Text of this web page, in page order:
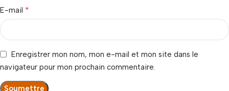
E-mail *
Enregistrer mon nom, mon e-mail et mon site dans le
navigateur pour mon prochain commentaire.